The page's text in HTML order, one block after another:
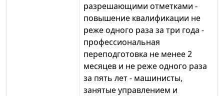
разрешающими отметками -
повышение квалификации не
реже одного раза за три года -
профессиональная
переподготовка не менее 2
месяцев и не реже одного раза
за пять лет - машинисты,
занятые управлением и